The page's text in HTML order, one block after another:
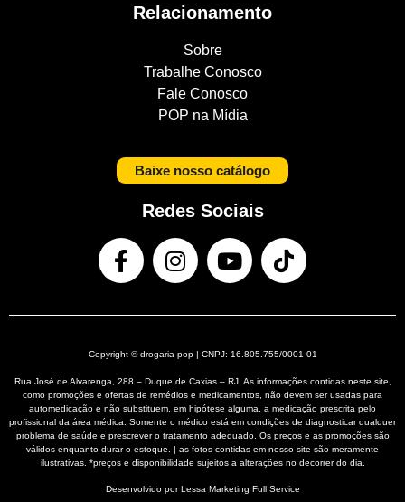
Relacionamento
Sobre
Trabalhe Conosco
Fale Conosco
POP na Mídia
Baixe nosso catálogo
Redes Sociais
Copyright © drogaria pop | CNPJ: 16.805.755/0001-01
Rua José de Alvarenga, 288 – Duque de Caxias – RJ. As informações contidas neste site,
como promoções e ofertas de remédios e medicamentos, não devem ser usadas para
automedicação e não substituem, em hipótese alguma, a medicação prescrita pelo
profissional da área médica. Somente o médico está em condições de diagnosticar qualquer
problema de saúde e prescrever o tratamento adequado. Os preços e as promoções são
válidos enquanto durar o estoque. | as fotos contidas em nosso site são meramente
ilustrativas. *preços e disponibilidade sujeitos a alterações no decorrer do dia.
Desenvolvido por Lessa Marketing Full Service